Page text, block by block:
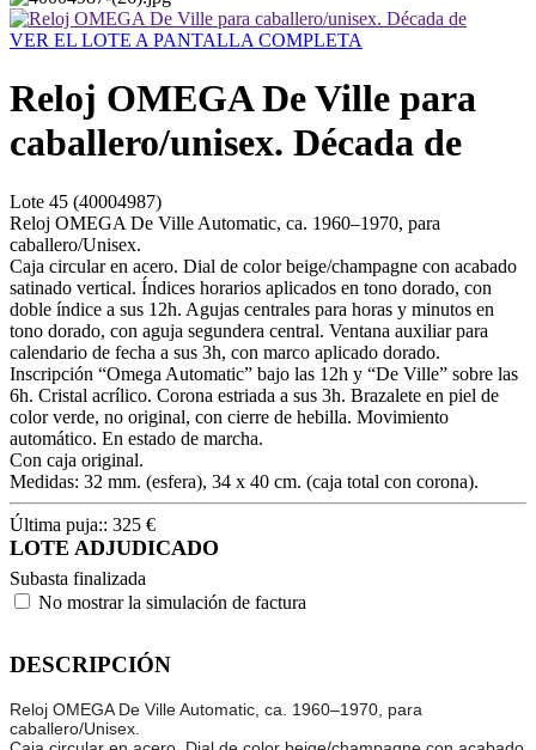
VER EL LOTE A PANTALLA COMPLETA
Reloj OMEGA De Ville para
caballero/unisex. Década de
Lote 45 (40004987)
Reloj OMEGA De Ville Automatic, ca. 1960–1970, para
caballero/Unisex.
Caja circular en acero. Dial de color beige/champagne con acabado
satinado vertical. Índices horarios aplicados en tono dorado, con
doble índice a sus 12h. Agujas centrales para horas y minutos en
tono dorado, con aguja segundera central. Ventana auxiliar para
calendario de fecha a sus 3h, con marco aplicado dorado.
Inscripción “Omega Automatic” bajo las 12h y “De Ville” sobre las
6h. Cristal acrílico. Corona estriada a sus 3h. Brazalete en piel de
color verde, no original, con cierre de hebilla. Movimiento
automático. En estado de marcha.
Con caja original.
Medidas: 32 mm. (esfera), 34 x 40 cm. (caja total con corona).
Última puja:: 325 €
LOTE ADJUDICADO
Subasta finalizada
No mostrar la simulación de factura
DESCRIPCIÓN
Reloj OMEGA De Ville Automatic, ca. 1960–1970, para
caballero/Unisex.